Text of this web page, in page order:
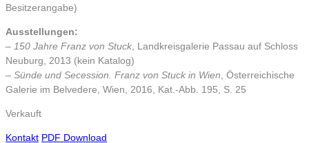
Besitzerangabe)
Ausstellungen:
– 150 Jahre Franz von Stuck , Landkreisgalerie Passau auf Schloss
Neuburg, 2013 (kein Katalog)
– Sünde und Secession. Franz von Stuck in Wien , Österreichische
Galerie im Belvedere, Wien, 2016, Kat.-Abb. 195, S. 25
Verkauft
Kontakt PDF Download